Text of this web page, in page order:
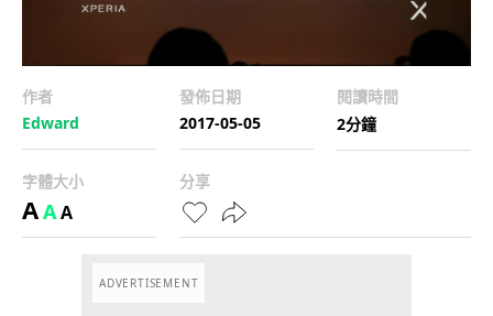
作者
Edward
發佈日期
2017-05-05
閱讀時間
2分鐘
字體大小
AAA
分享
ADVERTISEMENT